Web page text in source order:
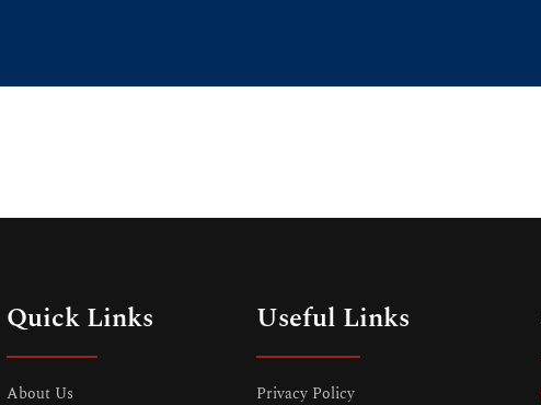
Quick Links
About Us
Useful Links
Privacy Policy